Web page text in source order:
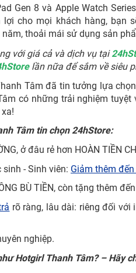
Gen 8 và Apple Watch
lợi cho mọi khách hàng,
thoải mái sử dụng sản
với giá cả và dịch vụ tại
lần nữa để sắm về siêu
Tâm đã tin tưởng lựa chọn
có những trải nghiệm
Tâm tin chọn 24hStore:
ở đâu rẻ hơn HOÀN TIỀN
- Sinh viên: Giảm thêm
BÙ TIỀN, còn tặng thêm
rõ ràng, lâu dài: riêng đối với
nghiệp.
Hotgirl Thanh Tâm? – Hãy